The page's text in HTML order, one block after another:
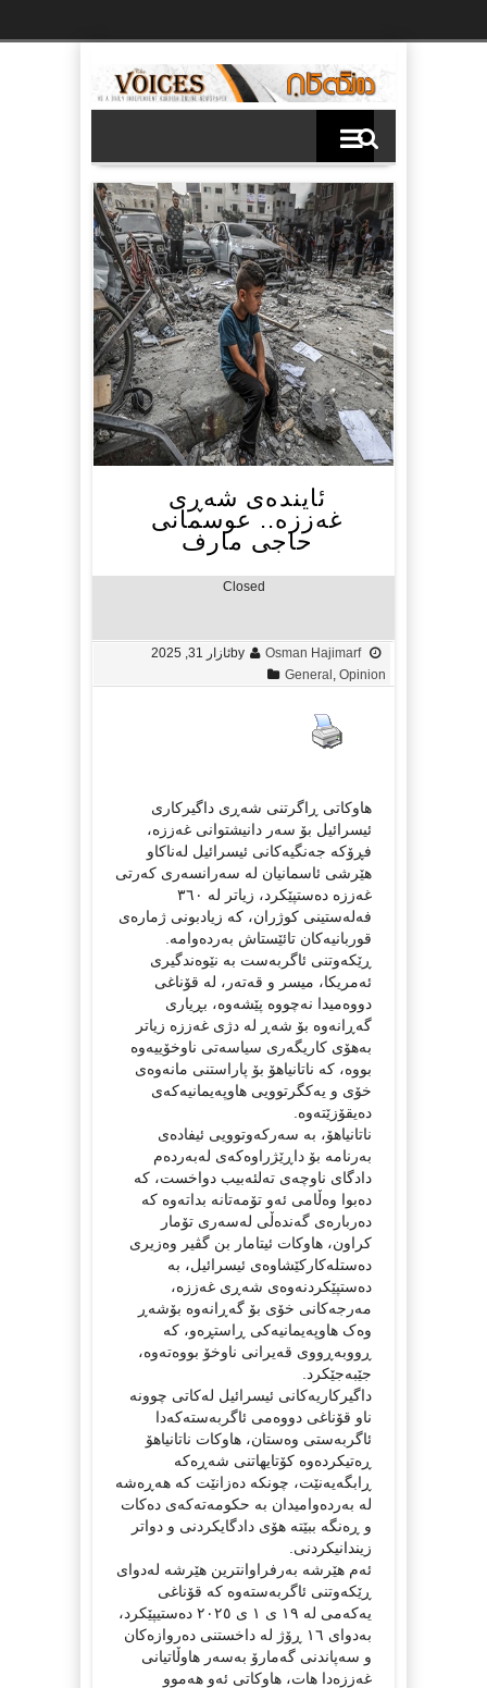
ئایندەی شەڕی
غەززە.. عوسمانی
حاجی مارف
Closed
by Osman Hajimarf
ئازار 31, 2025
General Opinion
هاوکاتی ڕاگرتنی شەڕی داگیرکاری
ئیسرائیل بۆ سەر دانیشتوانی غەززە،
فڕۆکە جەنگیەکانی ئیسرائیل لەناکاو
هێرشی ئاسمانیان لە سەرانسەری کەرتی
غەززە دەستپێکرد، زیاتر لە ٣٦٠
فەلەستینی کوژران، کە زیادبونی ژمارەی
قوربانیەکان تائێستاش بەردەوامە.
ڕێکەوتنی ئاگربەست بە نێوەندگیری
ئەمریکا، میسر و قەتەر، لە قۆناغی
دووەمیدا نەچووە پێشەوە، بڕیاری
گەڕانەوە بۆ شەڕ لە دژی غەززە زیاتر
بەهۆی کاریگەری سیاسەتی ناوخۆییەوە
بووە، کە ناتانیاهۆ بۆ پاراستنی مانەوەی
خۆی و یەکگرتوویی هاوپەیمانیەکەی
دەیقۆزێتەوە.
ناتانیاهۆ، بە سەرکەوتوویی ئیفادەی
بەرنامە بۆ داڕێژراوەکەی لەبەردەم
دادگای ناوچەی تەلئەبیب دواخست، کە
دەبوا وەڵامی ئەو تۆمەتانە بداتەوە کە
دەربارەی گەندەڵی لەسەری تۆمار
کراون، هاوکات ئیتامار بن گڤیر وەزیری
دەستلەکارکێشاوەی ئیسرائیل، بە
دەستپێکردنەوەی شەڕی غەززە،
مەرجەکانی خۆی بۆ گەڕانەوە بۆشەڕ
وەک هاوپەیمانیەکی ڕاستڕەو، کە
ڕووبەڕووی قەیرانی ناوخۆ بووەتەوە،
جێبەجێکرد.
داگیرکاریەکانی ئیسرائیل لەکاتی چوونە
ناو قۆناغی دووەمی ئاگربەستەکەدا
ئاگربەستی وەستان، هاوکات ناتانیاهۆ
ڕەتیکردەوە کۆتایهاتنی شەڕەکە
ڕابگەیەنێت، چونکە دەزانێت کە هەڕەشە
لە بەردەوامیدان بە حکومەتەکەی دەکات
و ڕەنگە ببێتە هۆی دادگایکردنی و دواتر
زیندانیکردنی.
ئەم هێرشە بەرفراوانترین هێرشە لەدوای
ڕێکەوتنی ئاگربەستەوە کە قۆناغی
یەکەمی لە ١٩ ی ١ ی ٢٠٢٥ دەستیپێکرد،
بەدوای ١٦ ڕۆژ لە داخستنی دەروازەکان
و سەپاندنی گەمارۆ بەسەر هاوڵاتیانی
غەززەدا هات، هاوکاتی ئەو هەموو